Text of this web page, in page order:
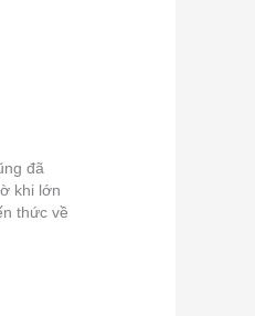
đã
khi lớn
thức về